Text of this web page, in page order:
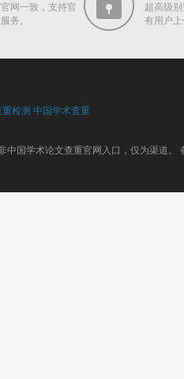
网一致，支持官
务。
超高级
有用户
检测 中国学术查重
中国学术论文查重官网入口，仅为渠道。